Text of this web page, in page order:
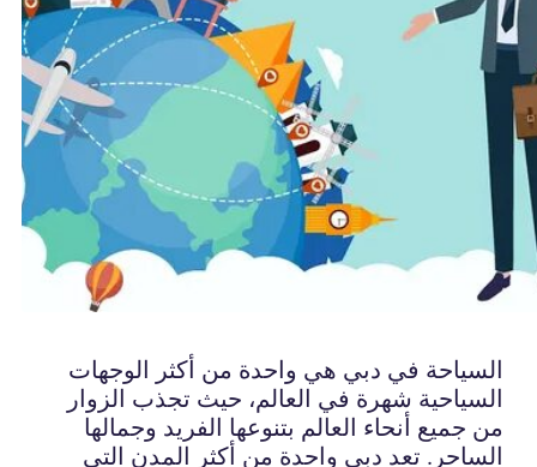
السياحة في دبي هي واحدة من أكثر الوجهات
السياحية شهرة في العالم، حيث تجذب الزوار
من جميع أنحاء العالم بتنوعها الفريد وجمالها
الساحر. تعد دبي واحدة من أكثر المدن التي